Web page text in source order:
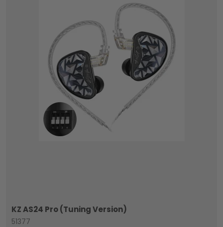
KZ AS24 Pro (Tuning Version)
51377